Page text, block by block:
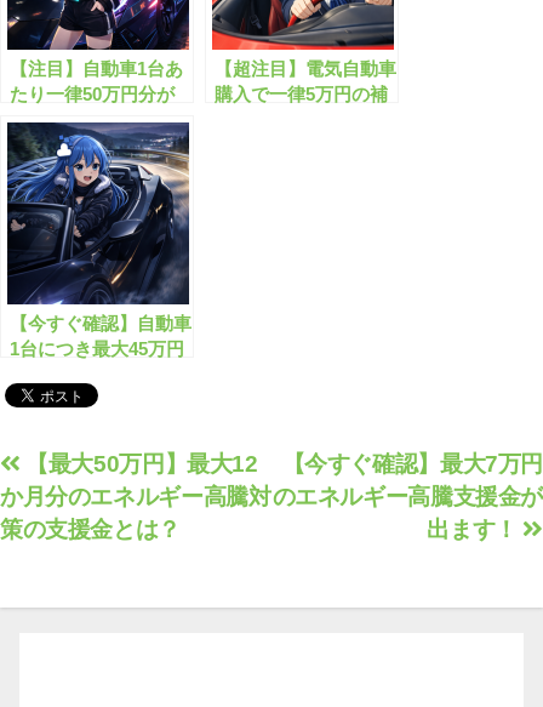
【注目】自動車1台あ
たり一律50万円分が
もらえる支援金とは？
【超注目】電気自動車
購入で一律5万円の補
【今すぐ確認】自動車
1台につき最大45万円
投
稿
ナ
ゲ
【今すぐ確認】最大7万円
のエネルギー高騰支援金が
出ます！
【最大50万円】最大12
か月分のエネルギー高騰対
策の支援金とは？